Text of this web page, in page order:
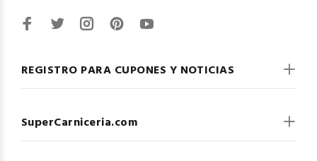
REGISTRO PARA CUPONES Y NOTICIAS
SuperCarniceria.com